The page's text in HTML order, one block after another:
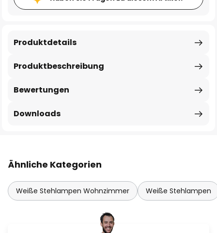
Produktbeschreibung
Produktdetails
Bewertungen
Downloads
Ähnliche Kategorien
Weiße Stehlampen Wohnzimmer Weiße Stehlampen